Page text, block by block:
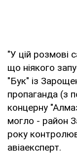
"У цій розмові
що ніякого
"Бук" із
пропаганда (з
концерну
могло - район
року
авіаексперт.